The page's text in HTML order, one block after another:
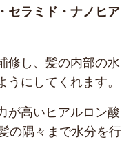
セラミド・ナノヒア
修し、髪の内部の水
にしてくれます。
が高いヒアルロン酸
の隅々まで水分を行